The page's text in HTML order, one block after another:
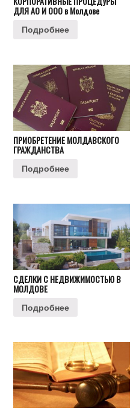
ДЛЯ АО И ООО в Молдове
Подробнее
ПРИОБРЕТЕНИЕ МОЛДАВСКОГО
ГРАЖДАНСТВА
Подробнее
СДЕЛКИ С НЕДВИЖИМОСТЬЮ В
МОЛДОВЕ
Подробнее